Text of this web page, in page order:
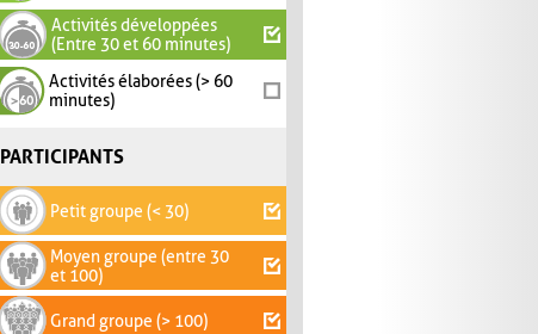
Activités développées
(Entre 30 et 60 minutes)
Activités élaborées (> 60
minutes)
PARTICIPANTS
Petit groupe (< 30)
Moyen groupe (entre 30
et 100)
Grand groupe (> 100)